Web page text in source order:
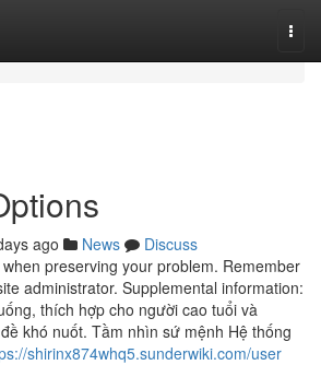
ago News
Discuss
preserving your problem. Remember
administrator. Supplemental information:
thích hợp cho người cao tuổi và
khó nuốt. Tầm nhìn sứ mệnh Hệ thống
shirinx874whq5.sunderwiki.com/user